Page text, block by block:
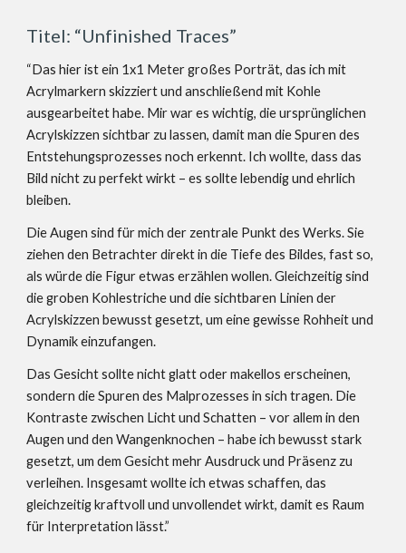
Titel: “Unfinished Traces”
“Das hier ist ein 1x1 Meter großes Porträt, das ich mit
Acrylmarkern skizziert und anschließend mit Kohle
ausgearbeitet habe. Mir war es wichtig, die ursprünglichen
Acrylskizzen sichtbar zu lassen, damit man die Spuren des
Entstehungsprozesses noch erkennt. Ich wollte, dass das
Bild nicht zu perfekt wirkt – es sollte lebendig und ehrlich
bleiben.
Die Augen sind für mich der zentrale Punkt des Werks. Sie
ziehen den Betrachter direkt in die Tiefe des Bildes, fast so,
als würde die Figur etwas erzählen wollen. Gleichzeitig sind
die groben Kohlestriche und die sichtbaren Linien der
Acrylskizzen bewusst gesetzt, um eine gewisse Rohheit und
Dynamik einzufangen.
Das Gesicht sollte nicht glatt oder makellos erscheinen,
sondern die Spuren des Malprozesses in sich tragen. Die
Kontraste zwischen Licht und Schatten – vor allem in den
Augen und den Wangenknochen – habe ich bewusst stark
gesetzt, um dem Gesicht mehr Ausdruck und Präsenz zu
verleihen. Insgesamt wollte ich etwas schaffen, das
gleichzeitig kraftvoll und unvollendet wirkt, damit es Raum
für Interpretation lässt.”